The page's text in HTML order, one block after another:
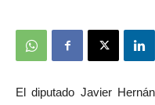
El diputado Javier